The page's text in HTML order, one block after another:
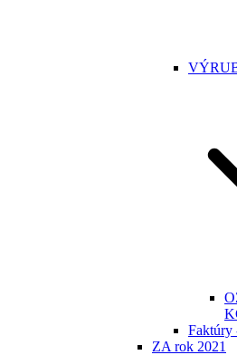
Faktúry
ZA rok 2021